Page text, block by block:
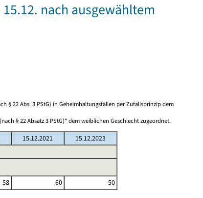
nach ausgewähltem
§ 22 Abs. 3 PStG) in Geheimhaltungsfällen per Zufallsprinzip dem
§ 22 Absatz 3 PStG)“ dem weiblichen Geschlecht zugeordnet.
15.12.2021
15.12.2023
58 60 50